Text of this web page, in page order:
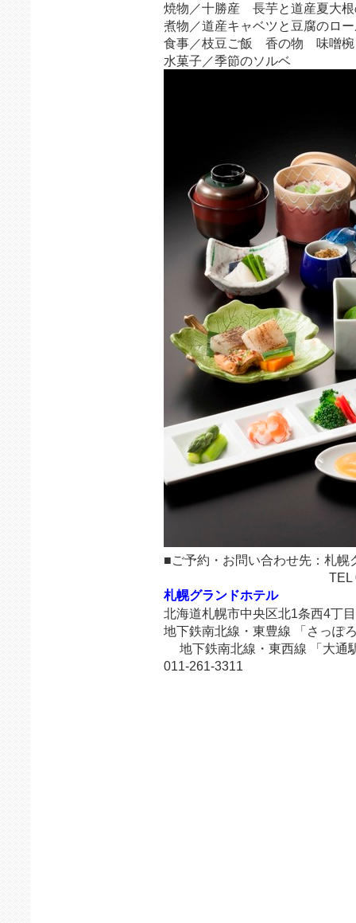
焼物／十勝産 長芋と道産夏大根
煮物／道産キャベツと豆腐のロ
食事／枝豆ご飯 香の物 味噌椀
水菓子／季節のソルベ
■ご予約・お問い合わせ先：札幌
TEL 011-
札幌グランドホテル
北海道札幌市中央区北1条西4丁
地下鉄南北線・東豊線 「さっぽ
地下鉄南北線・東西線 「大通
011-261-3311